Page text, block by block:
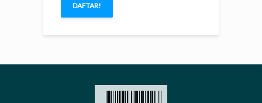
DAFTAR!